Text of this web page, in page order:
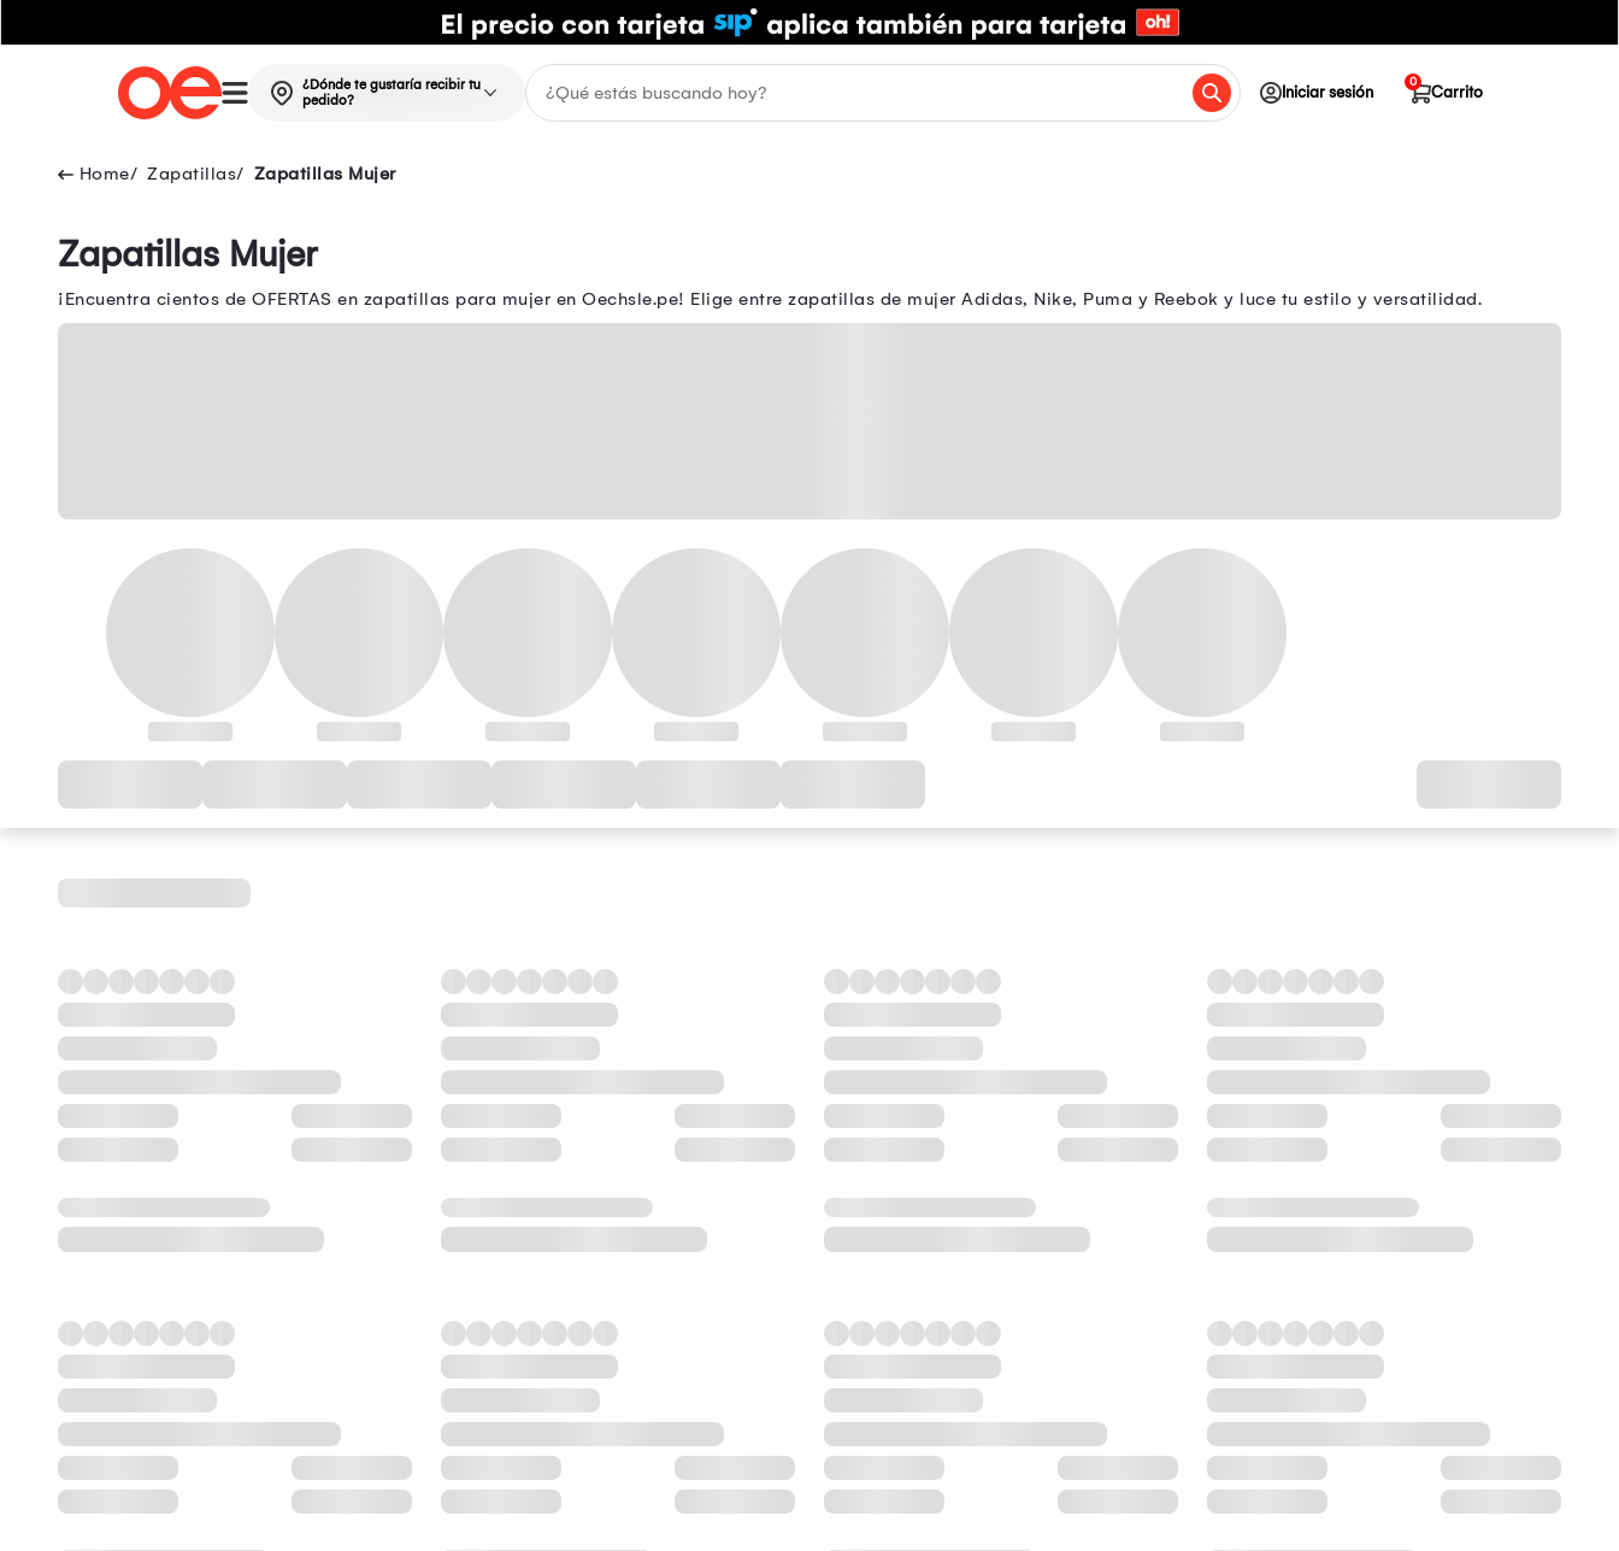
¿Dónde te gustaría recibir tu
pedido?
Iniciar sesión Carrito
0
Zapatillas Zapatillas Mujer
Zapatillas Mujer
¡Encuentra cientos de OFERTAS en zapatillas para mujer en Oechsle.pe! Elige entre zapatillas de mujer Adidas, Nike, Puma y Reebok y luce tu estilo y versatilidad.